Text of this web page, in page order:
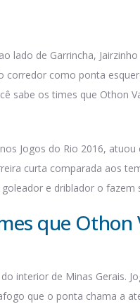
lado de Garrincha,
corredor como ponta
sabe os times que Othon
Jogos do Rio 2016,
curta comparada aos
e driblador o fazem
que Othon
interior de Minas Gerais.
que o ponta chama a